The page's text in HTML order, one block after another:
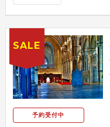
予約受付中
SALE